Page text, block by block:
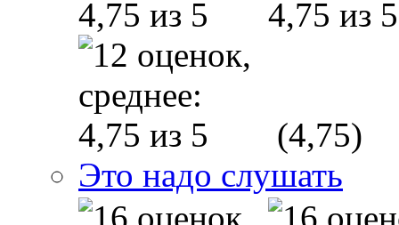
(4,75)
Это надо слушать